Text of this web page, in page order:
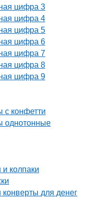
цифра 3
цифра 4
цифра 5
цифра 6
цифра 7
цифра 8
цифра 9
с конфетти
однотонные
и колпаки
конверты для денег